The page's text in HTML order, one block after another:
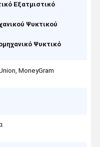
Εξατμιστικό
Ψυκτικού
Ψυκτικό
MoneyGram